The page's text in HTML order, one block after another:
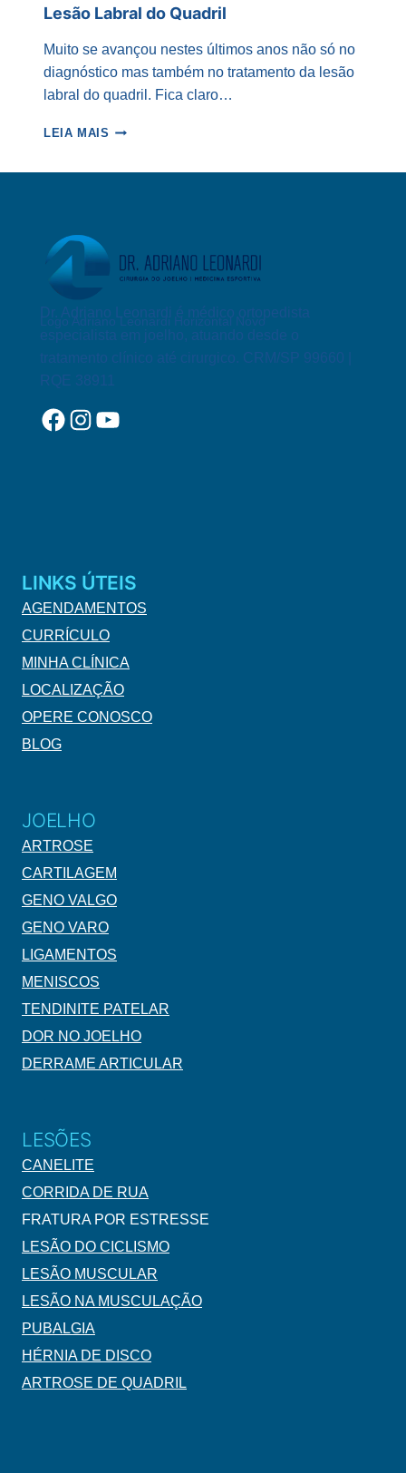
Lesão Labral do Quadril
Muito se avançou nestes últimos anos não só no
diagnóstico mas também no tratamento da lesão
labral do quadril. Fica claro…
LEIA MAIS LESÃO
Logo Adriano Leonardi Horizontal Novo
Dr. Adriano Leonardi é médico ortopedista
especialista em joelho, atuando desde o
tratamento clínico até cirurgico. CRM/SP 99660 |
RQE 38911
Facebook
Instagram
YouTube
LINKS ÚTEIS
AGENDAMENTOS
CURRÍCULO
MINHA CLÍNICA
LOCALIZAÇÃO
OPERE CONOSCO
BLOG
JOELHO
ARTROSE
CARTILAGEM
GENO VALGO
GENO VARO
LIGAMENTOS
MENISCOS
TENDINITE PATELAR
DOR NO JOELHO
DERRAME ARTICULAR
LESÕES
CANELITE
CORRIDA DE RUA
FRATURA POR ESTRESSE
LESÃO DO CICLISMO
LESÃO MUSCULAR
LESÃO NA MUSCULAÇÃO
PUBALGIA
HÉRNIA DE DISCO
ARTROSE DE QUADRIL